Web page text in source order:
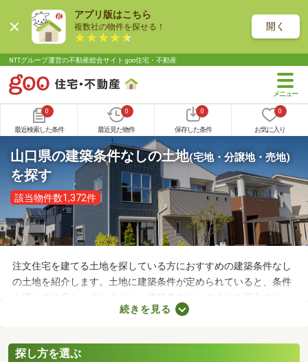
アプリ版はこちら
複数社の物件を探せる！ 開く
NTTグループ運営の不動産総合サイト goo住宅・不動産
0
最近検索した条件
0
最近見た物件
0
保存した条件
0
お気に入り
山口県の建築条件なしの土地(宅地・分譲地・売地)
を探す
該当物件数1,372件
注文住宅を建てる土地を探している方におすすめの建築条件なし
の土地を紹介します。土地に建築条件が定められていると、条件
を満たす住宅しか作れません。建築条件なしの土地を購入すれ
ば、自由度の高い注文住宅を建てられるため、家族全員の理想を
境をチェックして、好みの場所にある土地を購入しましょう。
続きを見る
探し方を選ぶ